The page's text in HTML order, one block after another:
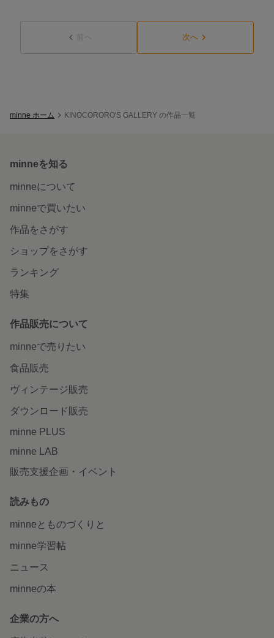
前へ 次へ
minne ホーム KINOCORORO'S GALLERY の作品一覧
minneを知る
minneについて
minneで買いたい
作品をさがす
ショップをさがす
ランキング
特集
作品販売について
minneで売りたい
食品販売
ヴィンテージ販売
ダウンロード販売
minne PLUS
minne LAB
販売支援企画・イベント
読みもの
minneとものづくりと
minne学習帖
ニュース
minneの本
企業の方へ